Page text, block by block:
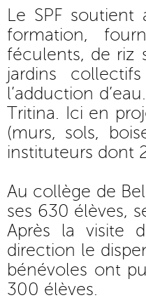
Le SPF
formation,
féculents, de riz
jardins
l’adduction
Tritina. Ici en
(murs, sols,
instituteurs dont
Au collège de
ses 630 élèves,
Après la visite
direction le
bénévoles ont
300 élèves.